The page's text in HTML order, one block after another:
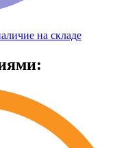
на складе